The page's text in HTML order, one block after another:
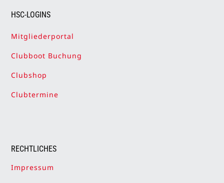
HSC-LOGINS
Mitgliederportal
Clubboot Buchung
Clubshop
Clubtermine
RECHTLICHES
Impressum